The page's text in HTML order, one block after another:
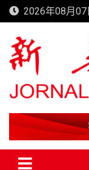
Skip
to
content
2026年08月07
新華澳報